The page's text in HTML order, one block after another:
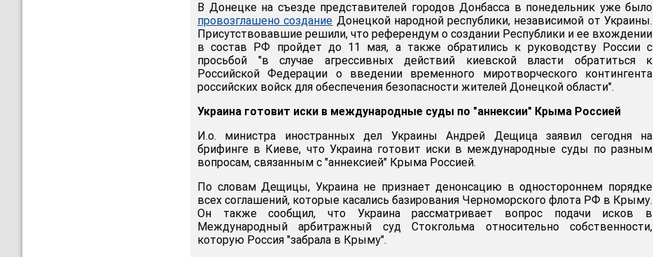
В Донецке на съезде представителей городов Донбасса в понедельник уже было
провозглашено создание Донецкой народной республики, независимой от Украины.
Присутствовавшие решили, что референдум о создании Республики и ее вхождении
в состав РФ пройдет до 11 мая, а также обратились к руководству России с
просьбой "в случае агрессивных действий киевской власти обратиться к
Российской Федерации о введении временного миротворческого контингента
российских войск для обеспечения безопасности жителей Донецкой области".
Украина готовит иски в международные суды по "аннексии" Крыма Россией
И.о. министра иностранных дел Украины Андрей Дещица заявил сегодня на
брифинге в Киеве, что Украина готовит иски в международные суды по разным
вопросам, связанным с "аннексией" Крыма Россией.
По словам Дещицы, Украина не признает денонсацию в одностороннем порядке
всех соглашений, которые касались базирования Черноморского флота РФ в Крыму.
Он также сообщил, что Украина рассматривает вопрос подачи исков в
Международный арбитражный суд Стокгольма относительно собственности,
которую Россия "забрала в Крыму".